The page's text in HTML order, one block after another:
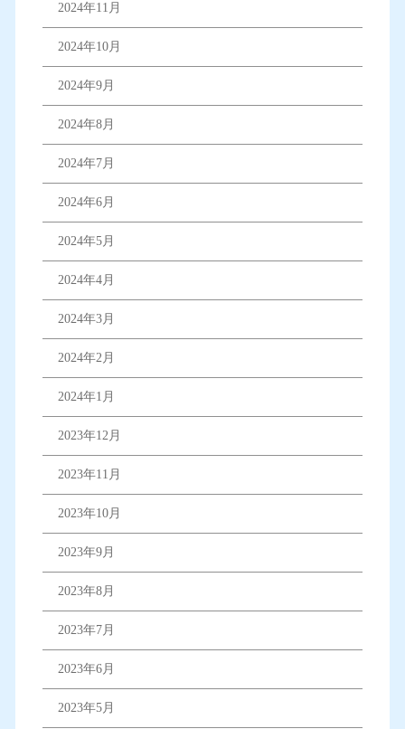
2024年11月
2024年10月
2024年9月
2024年8月
2024年7月
2024年6月
2024年5月
2024年4月
2024年3月
2024年2月
2024年1月
2023年12月
2023年11月
2023年10月
2023年9月
2023年8月
2023年7月
2023年6月
2023年5月